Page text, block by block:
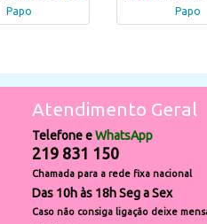
Papo
Papo
Atendimento Geral
Telefone eWhatsApp
219 831 150
Chamada para a rede fixa nacional
Das 10h às 18h Seg a Sex
Caso não consiga ligação deixe